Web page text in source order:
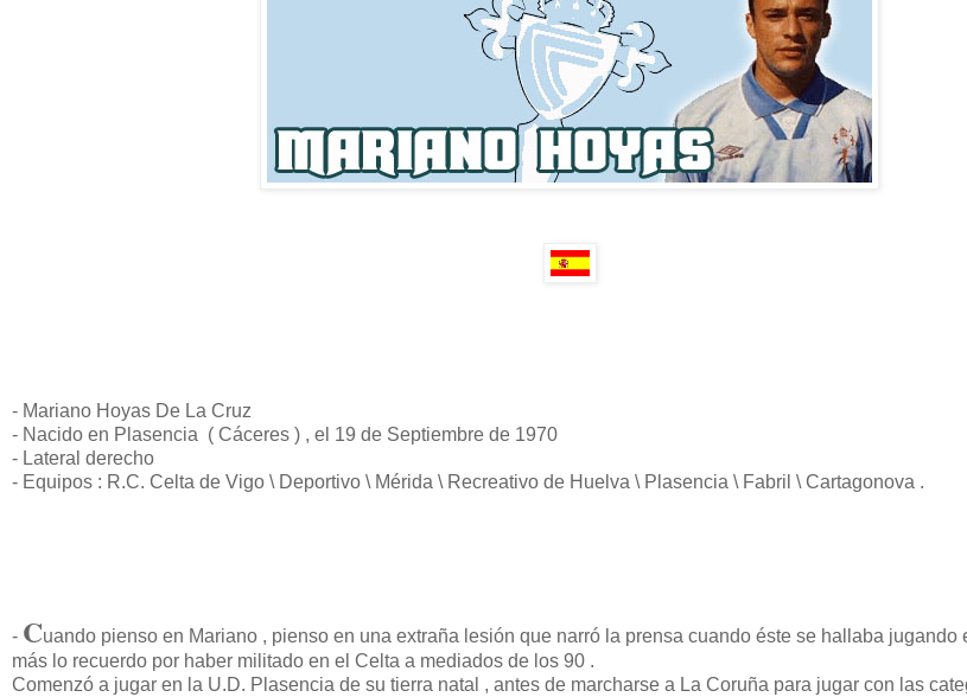
- Mariano Hoyas De La Cruz
- Nacido en Plasencia ( Cáceres ) , el 19 de Septiembre de 1970
- Lateral derecho
- Equipos : R.C. Celta de Vigo \ Deportivo \ Mérida \ Recreativo de Huelva \ Plasencia \ Fabril \ Cartagonova .
- Cuando pienso en Mariano , pienso en una extraña lesión que narró la prensa cuando éste se hallaba jugando
más lo recuerdo por haber militado en el Celta a mediados de los 90 .
Comenzó a jugar en la U.D. Plasencia de su tierra natal , antes de marcharse a La Coruña para jugar con las